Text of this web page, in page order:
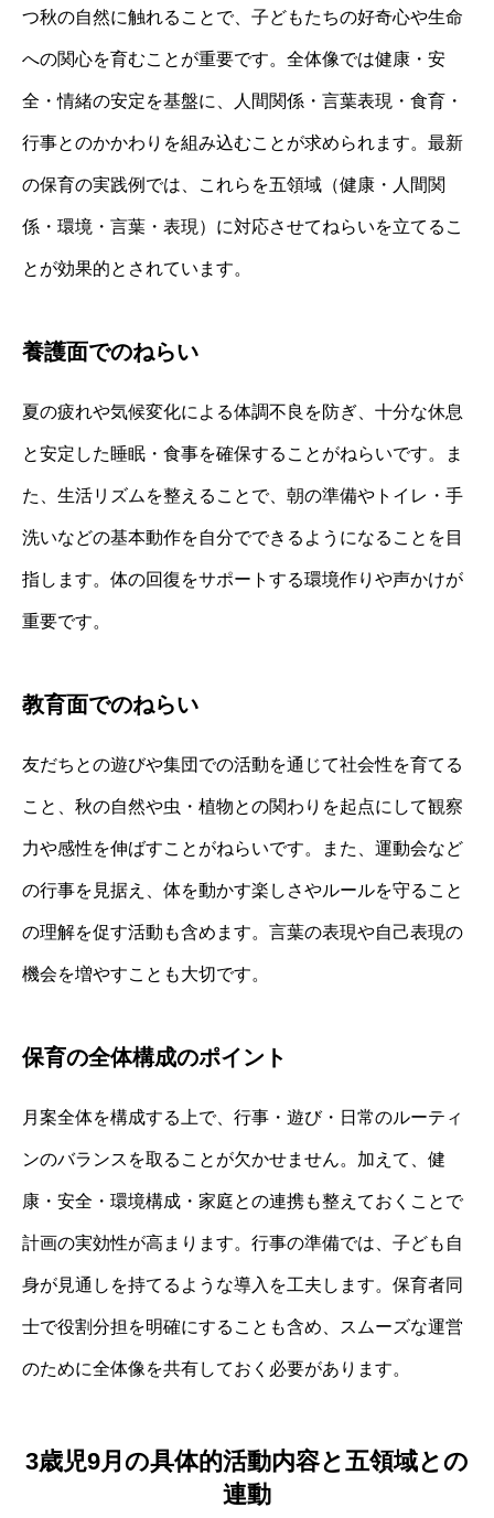
つ秋の自然に触れることで、子どもたちの好奇心や生命
への関心を育むことが重要です。全体像では健康・安
全・情緒の安定を基盤に、人間関係・言葉表現・食育・
行事とのかかわりを組み込むことが求められます。最新
の保育の実践例では、これらを五領域（健康・人間関
係・環境・言葉・表現）に対応させてねらいを立てるこ
とが効果的とされています。
養護面でのねらい
夏の疲れや気候変化による体調不良を防ぎ、十分な休息
と安定した睡眠・食事を確保することがねらいです。ま
た、生活リズムを整えることで、朝の準備やトイレ・手
洗いなどの基本動作を自分でできるようになることを目
指します。体の回復をサポートする環境作りや声かけが
重要です。
教育面でのねらい
友だちとの遊びや集団での活動を通じて社会性を育てる
こと、秋の自然や虫・植物との関わりを起点にして観察
力や感性を伸ばすことがねらいです。また、運動会など
の行事を見据え、体を動かす楽しさやルールを守ること
の理解を促す活動も含めます。言葉の表現や自己表現の
機会を増やすことも大切です。
保育の全体構成のポイント
月案全体を構成する上で、行事・遊び・日常のルーティ
ンのバランスを取ることが欠かせません。加えて、健
康・安全・環境構成・家庭との連携も整えておくことで
計画の実効性が高まります。行事の準備では、子ども自
身が見通しを持てるような導入を工夫します。保育者同
士で役割分担を明確にすることも含め、スムーズな運営
のために全体像を共有しておく必要があります。
3歳児9月の具体的活動内容と五領域との
連動